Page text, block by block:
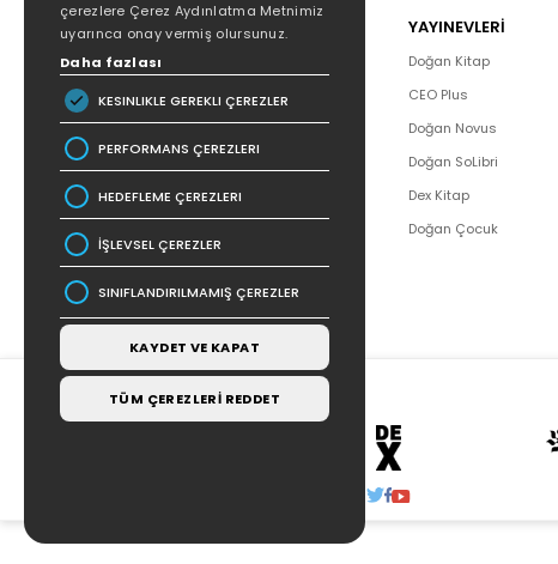
POPÜLER
Hakkımızda
Yazar Listesi
İletişim
Bizden Haberler
YAYINEVLERİ
Doğan Kitap
CEO Plus
Doğan Novus
Doğan SoLibri
Dex Kitap
Doğan Çocuk
çerezlere Çerez Aydınlatma Metnimiz
uyarınca onay vermiş olursunuz.
Daha fazlası
KESINLIKLE GEREKLI ÇEREZLER
PERFORMANS ÇEREZLERI
HEDEFLEME ÇEREZLERI
İŞLEVSEL ÇEREZLER
SINIFLANDIRILMAMIŞ ÇEREZLER
KAYDET VE KAPAT
TÜM ÇEREZLERİ REDDET